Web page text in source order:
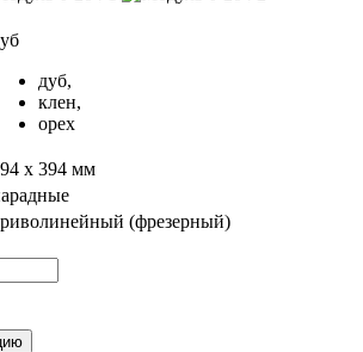
дуб,
клен,
орех
х 394 мм
(фрезерный)